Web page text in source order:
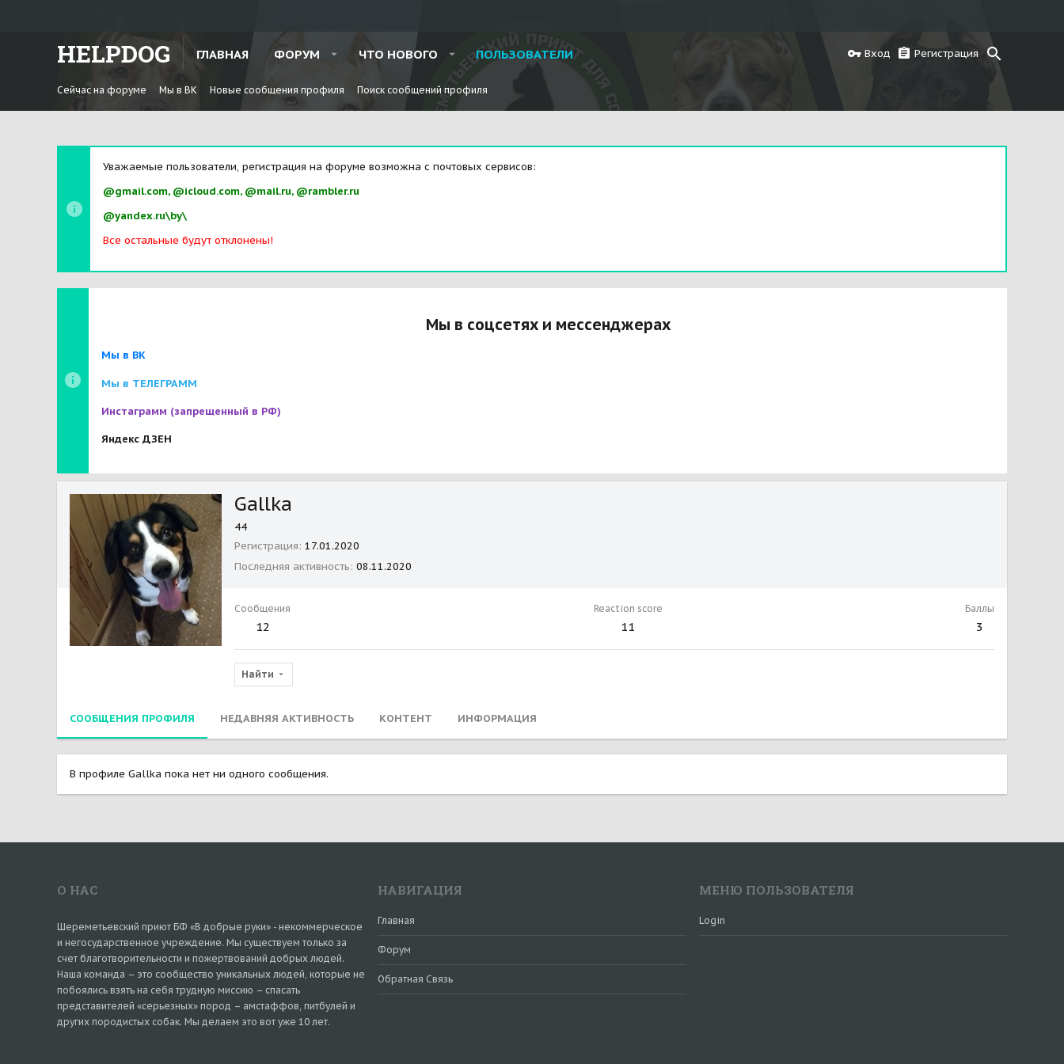
HELPDOG ГЛАВНАЯ ФОРУМ ЧТО НОВОГО ПОЛЬЗОВАТЕЛИ Вход Регистрация
Сейчас на форуме Мы в ВК Новые сообщения профиля Поиск сообщений профиля
Уважаемые пользователи, регистрация на форуме возможна с почтовых сервисов:
@gmail.com, @icloud.com, @mail.ru, @rambler.ru
@yandex.ru\by\
Все остальные будут отклонены!
Мы в соцсетях и мессенджерах
Мы в ВК
Мы в ТЕЛЕГРАММ
Инстаграмм (запрещенный в РФ)
Яндекс ДЗЕН
Gallka
44
Регистрация 17.01.2020
Последняя активность 08.11.2020
Сообщения
12
Reaction score
11
Баллы
3
Найти
СООБЩЕНИЯ ПРОФИЛЯ НЕДАВНЯЯ АКТИВНОСТЬ КОНТЕНТ ИНФОРМАЦИЯ
В профиле Gallka пока нет ни одного сообщения.
О НАС
Шереметьевский приют БФ «В добрые руки» - некоммерческое
и негосударственное учреждение. Мы существуем только за
счет благотворительности и пожертвований добрых людей.
Наша команда – это сообщество уникальных людей, которые не
побоялись взять на себя трудную миссию – спасать
представителей «серьезных» пород – амстаффов, питбулей и
других породистых собак. Мы делаем это вот уже 10 лет.
НАВИГАЦИЯ
Главная
Форум
Обратная Связь
МЕНЮ ПОЛЬЗОВАТЕЛЯ
Login